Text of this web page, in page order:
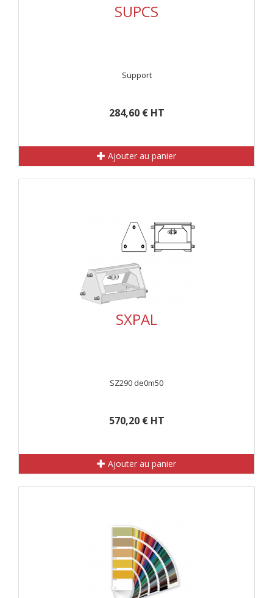
SUPCS
Support
284,60 € HT
Ajouter au panier
SXPAL
SZ290 de0m50
570,20 € HT
Ajouter au panier